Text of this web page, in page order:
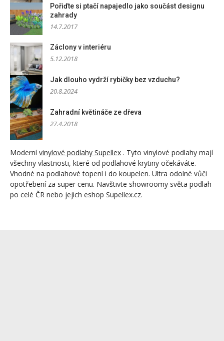
Pořiďte si ptačí napajedlo jako součást designu
zahrady
14.7.2017
Záclony v interiéru
5.12.2018
Jak dlouho vydrží rybičky bez vzduchu?
20.8.2024
Zahradní květináče ze dřeva
27.4.2018
Modernívinylové podlahy Supellex . Tyto vinylové podlahy mají
všechny vlastnosti, které od podlahové krytiny očekáváte.
Vhodné na podlahové topení i do koupelen. Ultra odolné vůči
opotřebení za super cenu. Navštivte showroomy světa podlah
po celé ČR nebo jejich eshop Supellex.cz.